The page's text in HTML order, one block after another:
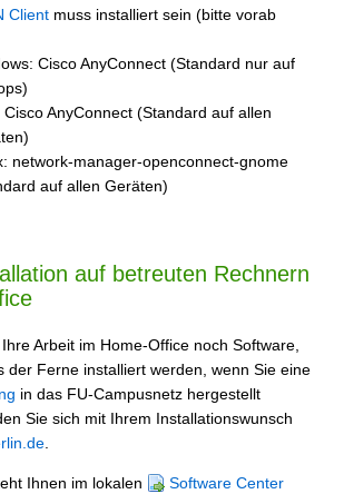
Client muss installiert sein (bitte vorab
Cisco AnyConnect (Standard nur auf
Cisco AnyConnect (Standard auf allen
network-manager-openconnect-gnome
auf allen Geräten)
auf betreuten Rechnern
Arbeit im Home-Office noch Software,
der Ferne installiert werden, wenn Sie eine
in das FU-Campusnetz hergestellt
Sie sich mit Ihrem Installationswunsch
Ihnen im lokalen
Software Center